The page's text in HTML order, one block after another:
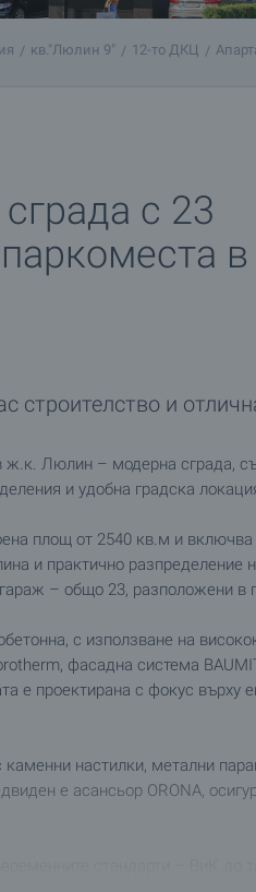
кв."Люлин 9" 12-то ДКЦ
с 23
в
строителство и
Люлин – модерна сграда,
и удобна градска
площ от 2540 кв.м и включва
и практично разпределение
– общо 23, разположени в
с използване на
фасадна система
е проектирана с фокус върху
настилки, метални
е асансьор ORONA,